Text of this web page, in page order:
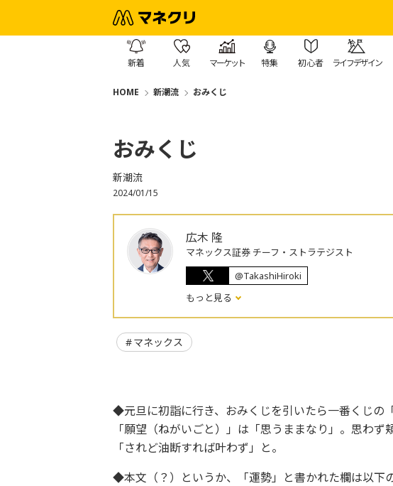
新着 人気 マーケット 特集 初心者 ライフデザイン
HOME 新潮流 おみくじ
おみくじ
新潮流
2024/01/15
広木 隆
マネックス証券 チーフ・ストラテジスト
@TakashiHiroki
もっと見る
マネックス
◆元旦に初詣に行き、おみくじを引いたら一番くじの
「願望（ねがいごと）」は「思うままなり」。思わず
「されど油断すれば叶わず」と。
◆本文（？）というか、「運勢」と書かれた欄は以下